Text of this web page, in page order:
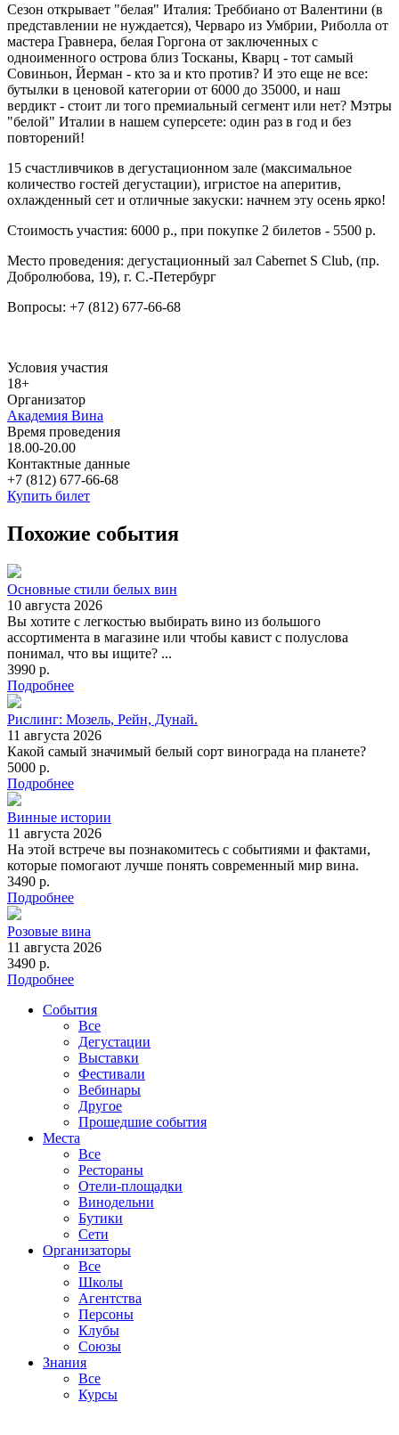
Сезон открывает "белая" Италия: Треббиано от Валентини (в
представлении не нуждается), Черваро из Умбрии, Риболла от
мастера Гравнера, белая Горгона от заключенных с
одноименного острова близ Тосканы, Кварц - тот самый
Совиньон, Йерман - кто за и кто против? И это еще не все:
бутылки в ценовой категории от 6000 до 35000, и наш
вердикт - стоит ли того премиальный сегмент или нет? Мэтры
"белой" Италии в нашем суперсете: один раз в год и без
повторений!
15 счастливчиков в дегустационном зале (максимальное
количество гостей дегустации), игристое на аперитив,
охлажденный сет и отличные закуски: начнем эту осень ярко!
Стоимость участия: 6000 р., при покупке 2 билетов - 5500 р.
Место проведения: дегустационный зал Cabernet S Club, (пр.
Добролюбова, 19), г. С.-Петербург
Вопросы: +7 (812) 677-66-68
Условия участия
18+
Организатор
Академия Вина
Время проведения
18.00-20.00
Контактные данные
+7 (812) 677-66-68
Купить билет
Похожие события
Основные стили белых вин
10 августа 2026
Вы хотите с легкостью выбирать вино из большого
ассортимента в магазине или чтобы кавист с полуслова
понимал, что вы ищите? ...
3990 р.
Подробнее
Рислинг: Мозель, Рейн, Дунай.
11 августа 2026
Какой самый значимый белый сорт винограда на планете?
5000 р.
Подробнее
Винные истории
11 августа 2026
На этой встрече вы познакомитесь с событиями и фактами,
которые помогают лучше понять современный мир вина.
3490 р.
Подробнее
Розовые вина
11 августа 2026
3490 р.
Подробнее
События
Все
Дегустации
Выставки
Фестивали
Вебинары
Другое
Прошедшие события
Места
Все
Рестораны
Отели-площадки
Винодельни
Бутики
Сети
Организаторы
Все
Школы
Агентства
Персоны
Клубы
Союзы
Знания
Все
Курсы